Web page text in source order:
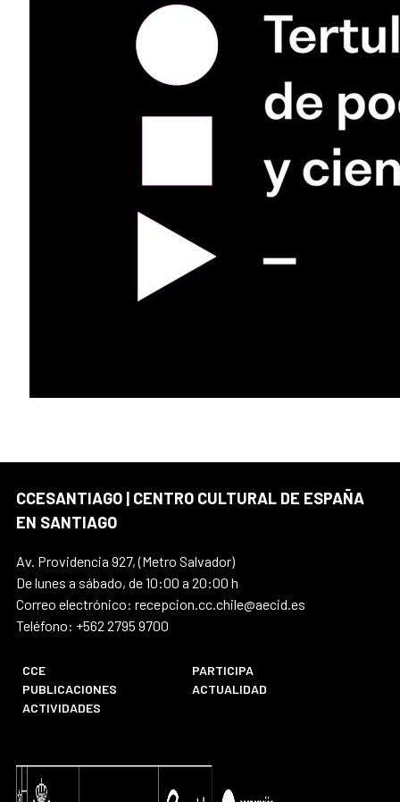
CCESANTIAGO | CENTRO CULTURAL DE ESPAÑA
EN SANTIAGO
Av. Providencia 927, (Metro Salvador)
De lunes a sábado, de 10:00 a 20:00 h
Correo electrónico: recepcion.cc.chile@aecid.es
Teléfono: +562 2795 9700
CCE
PARTICIPA
PUBLICACIONES
ACTUALIDAD
ACTIVIDADES